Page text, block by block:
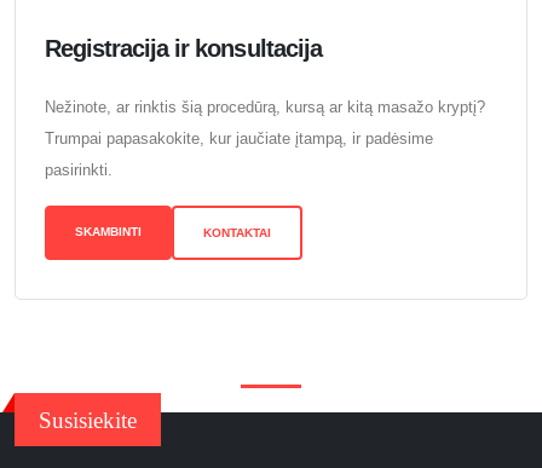
Registracija ir konsultacija
Nežinote, ar rinktis šią procedūrą, kursą ar kitą masažo kryptį?
Trumpai papasakokite, kur jaučiate įtampą, ir padėsime
pasirinkti.
SKAMBINTI KONTAKTAI
Susisiekite